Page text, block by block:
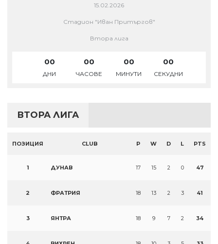
15.02.2026
Стадион "Иван Притъргов"
Втора лига
00
ДНИ
00
ЧАСОВЕ
00
МИНУТИ
00
СЕКУДНИ
ВТОРА ЛИГА
ПОЗИЦИЯ CLUB P W D L PTS
1 ДУНАВ 17 15 2 0 47
2 ФРАТРИЯ 18 13 2 3 41
3 ЯНТРА 18 9 7 2 34